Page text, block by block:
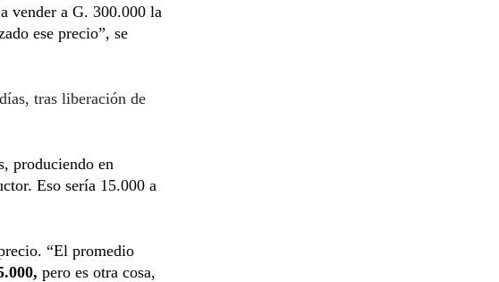
vender a G. 300.000 la
ese precio”, se
tras liberación de
produciendo en
Eso sería 15.000 a
“El promedio
pero es otra cosa,